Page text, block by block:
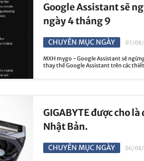
Google Assistant sẽ
ngày 4 tháng 9
CHUYÊN MỤC NGÀY 07/
MXH mygo - Google Assistant sẽ
thay thế Google Assistant trên các
GIGABYTE được cho
Nhật Bản.
CHUYÊN MỤC NGÀY 06/08/